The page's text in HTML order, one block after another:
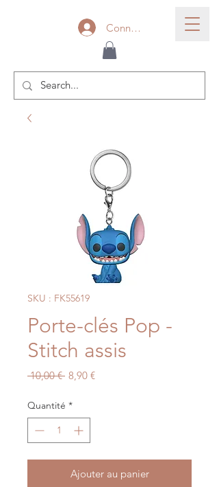
Connexion
SKU : FK55619
Porte-clés Pop -
Stitch assis
10,00 € Prix
8,90 €Prix
Quantité *
Ajouter au panier